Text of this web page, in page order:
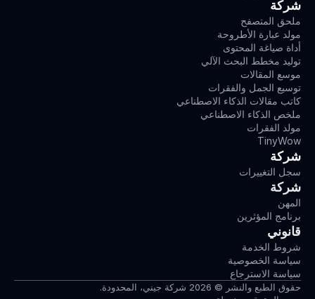
شركة
ملحق المتصفح
مولد عبارة الأطروحة
أداة صياغة المحتوى
توليد مخطط البحث الآلي
موسع المقالات
توسيع الجمل والفقرات
كاتب مقالات الذكاء الاصطناعي
ملخص الذكاء الاصطناعي
مولد الفقرات
TinyWow
شركة
سجل التغييرات
شركة
المهن
برنامج المؤثرين
قانوني
شروط الخدمة
سياسة الخصوصية
سياسة الاسترجاع
حقوق الطبع والنشر © 2026 شركة جيني، المحدودة.